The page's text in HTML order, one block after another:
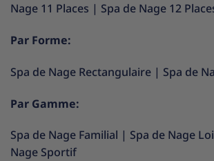
Nage 11 Places | Spa de Nage 12
Par Forme:
Spa de Nage Rectangulaire | Spa de
Par Gamme:
Spa de Nage Familial | Spa de Nage
Nage Sportif